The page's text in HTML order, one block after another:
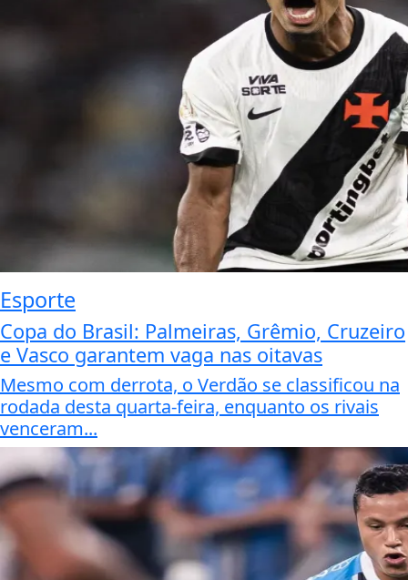
Esporte
Copa do Brasil: Palmeiras, Grêmio, Cruzeiro
e Vasco garantem vaga nas oitavas
Mesmo com derrota, o Verdão se classificou na
rodada desta quarta-feira, enquanto os rivais
venceram...